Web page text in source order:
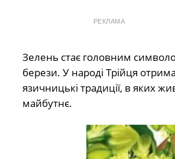
РЕКЛАМА
Зелень стає головним
берези. У народі Трійця
язичницькі традиції, в яких
майбутнє.